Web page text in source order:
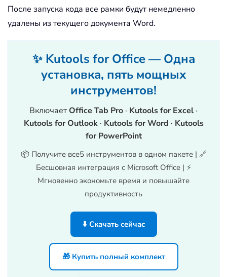
После запуска кода все рамки будут немедленно
удалены из текущего документа Word.
✨ Kutools for Office — Одна
установка, пять мощных
инструментов!
ВключаетOffice Tab Pro · Kutools for Excel ·
Kutools for Outlook· Kutools for Word · Kutools
for PowerPoint
📦 Получите все5 инструментов в одном пакете | 🔗
Бесшовная интеграция с Microsoft Office | ⚡
Мгновенно экономьте время и повышайте
продуктивность
⬇️ Скачать сейчас
🎁 Купить полный комплект